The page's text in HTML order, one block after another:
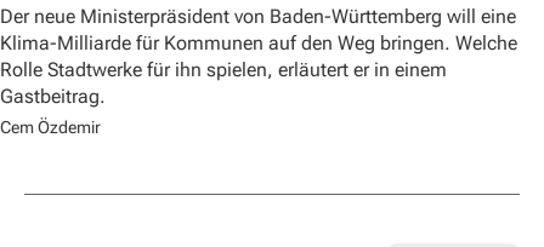
Der neue Ministerpräsident von Baden-Württemberg will eine
Klima-Milliarde für Kommunen auf den Weg bringen. Welche
Rolle Stadtwerke für ihn spielen, erläutert er in einem
Gastbeitrag.
Cem Özdemir